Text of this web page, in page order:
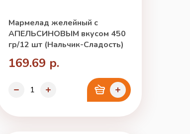
Мармелад желейный с
АПЕЛЬСИНОВЫМ вкусом 450
гр/12 шт (Нальчик-Сладость)
169.69 р.